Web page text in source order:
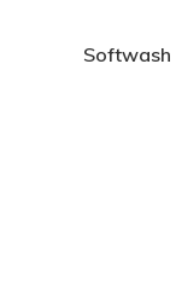
Softwash